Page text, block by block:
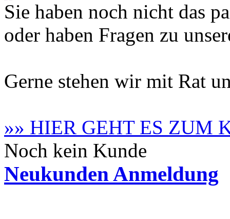
Sie haben noch nicht das
oder haben Fragen zu
Gerne stehen wir mit Rat
»» HIER GEHT ES ZUM
Noch kein Kunde
Neukunden Anmeldung